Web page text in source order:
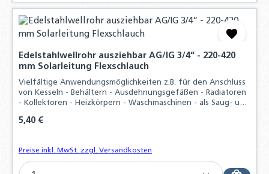
Edelstahlwellrohr ausziehbar AG/IG 3/4“ - 220-420
mm Solarleitung Flexschlauch
Vielfältige Anwendungsmöglichkeiten z.B. für den Anschluss
von Kesseln - Behältern - Ausdehnungsgefäßen - Radiatoren
- Kollektoren - Heizkörpern - Waschmaschinen - als Saug- und
Materialaufwand und der präzisen
Regulärer Preis:
5,40 €
Preise inkl. MwSt. zzgl. Versandkosten
Produkt Anzahl: Gib den gewünschten Wert